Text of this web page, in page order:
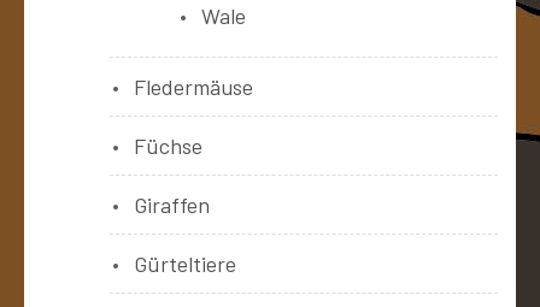
Wale
Fledermäuse
Füchse
Giraffen
Gürteltiere